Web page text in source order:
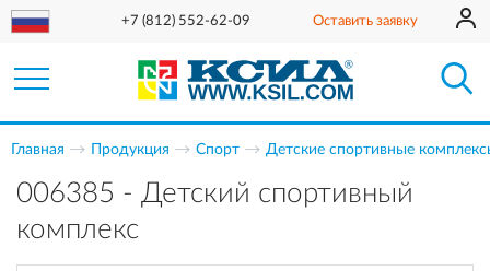
+7 (812) 552-62-09 Оставить заявку
Главная Продукция Спорт Детские спортивные
006385 - Детский спортивный
комплекс